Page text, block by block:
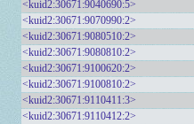
<kuid2:30671:9040690:5>
<kuid2:30671:9070990:2>
<kuid2:30671:9080510:2>
<kuid2:30671:9080810:2>
<kuid2:30671:9100620:2>
<kuid2:30671:9100810:2>
<kuid2:30671:9110411:3>
<kuid2:30671:9110412:2>